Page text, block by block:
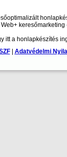
itt a honlapkészítés
| Adatvédelmi